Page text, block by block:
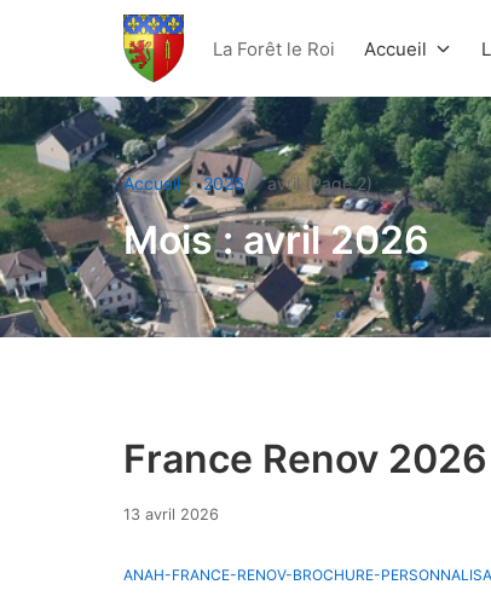
La Forêt Le Roi
La Forêt le Roi Accueil
Accueil 2026 avril (Page 2)
Mois :avril 2026
France Renov
13 avril 2026
ANAH-FRANCE-RENOV-BROCHURE-